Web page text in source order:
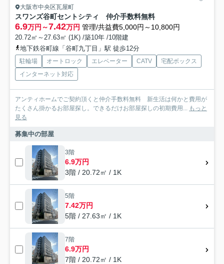
大阪市中央区瓦屋町
スワンズ谷町セントシティ 仲介手数料無料
6.9万円～7.42万円 管理/共益費5,000円～10,800円
20.72㎡～27.63㎡ (1K) /築10年 /10階建
地下鉄谷町線「谷町九丁目」駅 徒歩12分
駐輪場 オートロック エレベーター CATV
宅配ボックス
インターネット対応
アンティホームでご契約頂くと仲介手数料無料 新生活は何かと費用が
たくさん掛かるお部屋探し。できるだけお部屋探しの初期費用...
もっと
見る
募集中の部屋
3階
6.9万円
3階 / 20.72㎡ / 1K
5階
7.42万円
5階 / 27.63㎡ / 1K
7階
6.9万円
7階 / 20.72㎡ / 1K